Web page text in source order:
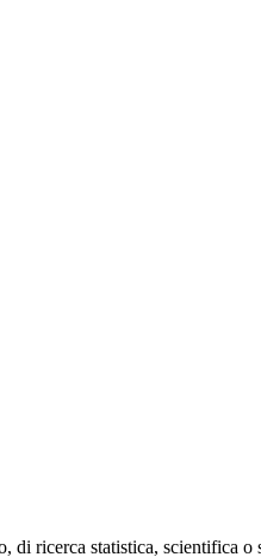
ricerca statistica, scientifica o